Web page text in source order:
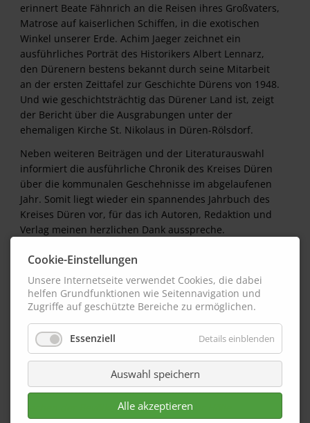
erinnert Beate Fähnrich an die Reisen ihres Großvaters,
Matrose auf kaiserlichen Schiffen, in die exotischen
Winkel unserer Erde. Achim Jaeger zeichnet ein
ausführliches Porträt des Historikers Albert Lennarz,
den Dürenern bestens bekannt durch seine Mitarbeit
an der ersten Zeittafel zur Geschichte Dürens von 1948.
Und wie geschichtsträchtig das Dürener Land ist, zeigt
der Bericht über die Ausgrabungen unter der
ehemaligen Kirche St. Nikolaus in Düren-Rölsdorf.
Neben weiteren Beiträgen und der Literaturauswahl
informiert die ausführliche Chronik des Kreises Düren
über die kommunalen Geschehnisse im abgelaufenen
Jahr. Somit liegt wieder ein spannendes Jahrbuch des
Kreises Düren vor, für das ich Autoren, Redaktion und
Verlag meinen herzlichen Dank ausspreche.
Vorwort des Landrates Wolfgang Spelthahn
Inhalt
Guido v. Büren, 50 Jahre Kreis Düren – die kommunale
Neugliederung zum 1. Januar 1972 und ihre Folgen
Bernd Hahne, Das Schicksalsjahr 1923
Inflation, Arbeitslosigkeit, Besatzung und Separatisten
machen der Bevölkerung das Leben zur Hölle
Cookie-Einstellungen
Unsere Internetseite verwendet Cookies, die dabei
helfen Grundfunktionen wie Seitennavigation und
Zugriffe auf geschützte Bereiche zu ermöglichen.
Essenziell Details einblenden
Auswahl speichern
Alle akzeptieren